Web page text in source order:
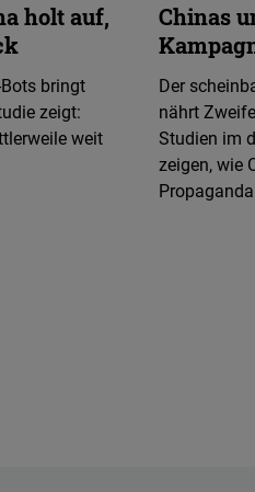
holt auf,
bringt
zeigt:
weit
Chinas
Der
nährt
Studien im
zeigen, wie